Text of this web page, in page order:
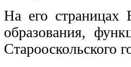
На его
образования,
Старооскольского